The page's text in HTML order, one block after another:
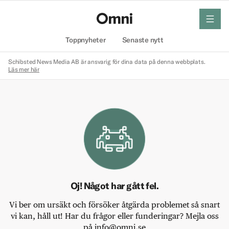
Toppnyheter Senaste nytt
meny
Schibsted News Media AB är ansvarig för dina data på denna webbplats.
Läs mer här
Oj! Något har gått fel.
Vi ber om ursäkt och försöker åtgärda problemet så snart
vi kan, håll ut! Har du frågor eller funderingar? Mejla oss